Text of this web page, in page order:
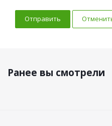
Ранее вы смотрели